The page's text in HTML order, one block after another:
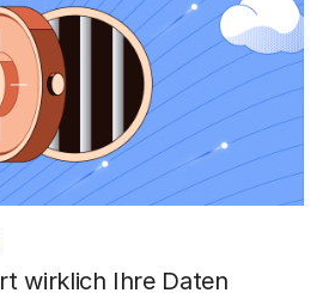
wirklich Ihre Daten